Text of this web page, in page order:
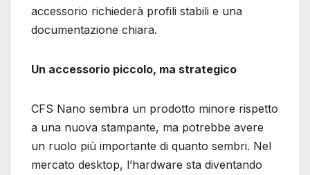
accessorio richiederà profili stabili e una
documentazione chiara.
Un accessorio piccolo, ma strategico
CFS Nano sembra un prodotto minore rispetto
a una nuova stampante, ma potrebbe avere
un ruolo più importante di quanto sembri. Nel
mercato desktop, l’hardware sta diventando